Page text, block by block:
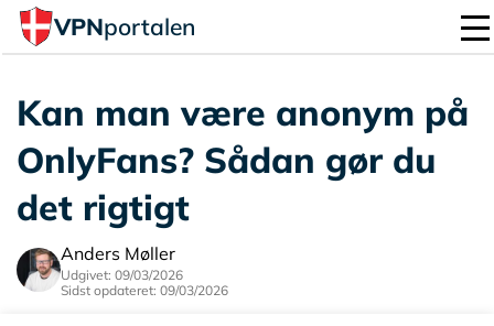
VPNportalen
Kan man være anonym på
OnlyFans? Sådan gør du
det rigtigt
Anders Møller
Udgivet: 09/03/2026
Sidst opdateret: 09/03/2026